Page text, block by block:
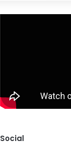
Social